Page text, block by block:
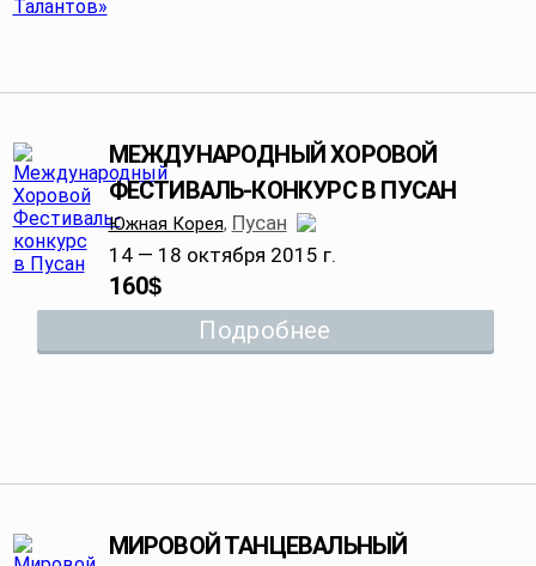
МЕЖДУНАРОДНЫЙ ХОРОВОЙ
ФЕСТИВАЛЬ-КОНКУРС В ПУСАН
Южная Корея, Пусан
14 — 18 октября 2015 г.
160$
Подробнее
МИРОВОЙ ТАНЦЕВАЛЬНЫЙ